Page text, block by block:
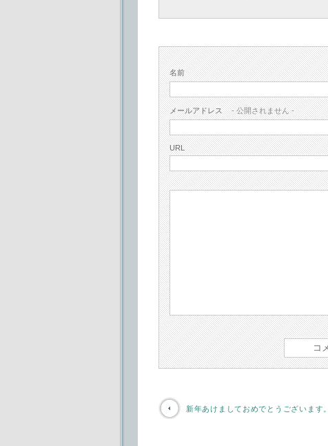
名前
メールアドレス - 公開されません -
URL
新年あけましておめでとうございます。